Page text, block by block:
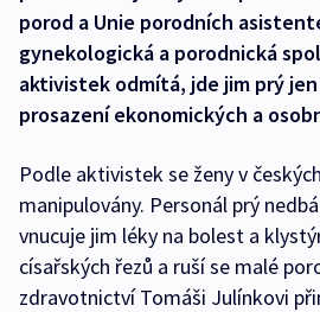
porod a Unie porodních
gynekologická a porodnická
aktivistek odmítá, jde jim prý
prosazení ekonomických a
Podle aktivistek se ženy v
manipulovány. Personál prý
vnucuje jim léky na bolest a
císařských řezů a ruší se malé
zdravotnictví Tomáši Julínkovi